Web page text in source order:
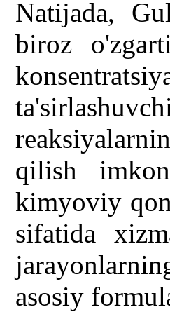
Natijada,
biroz
qilish
kimyoviy
sifatida
asosiy